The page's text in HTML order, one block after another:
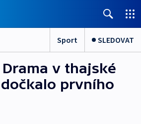
Sport SLEDOVAT
Drama v thajské
prvního